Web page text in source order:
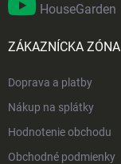
HouseGarden
ZÁKAZNÍCKA ZÓNA
Doprava a platby
Nákup na splátky
Hodnotenie obchodu
Obchodné podmienky